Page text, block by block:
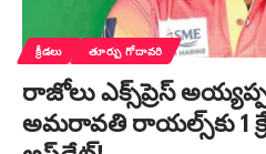
క్రీడలు తూర్పు గోదావరి
రాజోలు ఎక్స్‌ప్రెస్
అమరావతి రాయల్స్‌కు 1